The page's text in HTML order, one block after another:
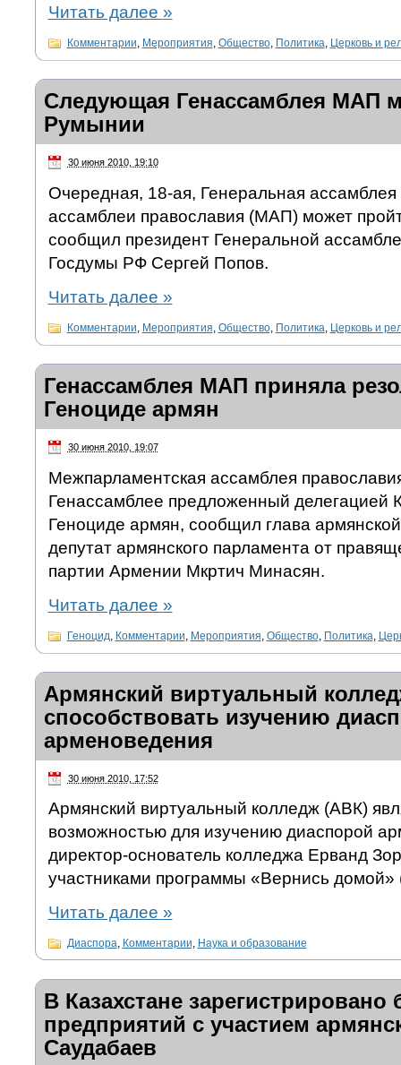
Читать далее »
Комментарии, Мероприятия, Общество, Политика, Церковь и
Следующая Генассамблея МАП
Румынии
30 июня 2010, 19:10
Очередная, 18-ая, Генеральная
ассамблеи православия (МАП) может
сообщил президент Генеральной
Госдумы РФ Сергей Попов.
Читать далее »
Комментарии, Мероприятия, Общество, Политика, Церковь и
Генассамблея МАП приняла
Геноциде армян
30 июня 2010, 19:07
Межпарламентская ассамблея
Генассамблее предложенный делегацией
Геноциде армян, сообщил глава
депутат армянского парламента от
партии Армении Мкртич Минасян.
Читать далее »
Геноцид Комментарии Мероприятия Общество, Политика
Армянский виртуальный
способствовать изучению
арменоведения
30 июня 2010, 17:52
Армянский виртуальный колледж (АВК)
возможностью для изучению диаспорой
директор-основатель колледжа Ерванд
участниками программы «Вернись домой»
Читать далее »
Диаспора, Комментарии, Наука и образование
В Казахстане зарегистрировано
предприятий с участием
Саудабаев